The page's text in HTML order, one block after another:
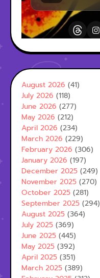
August 2026 (41)
July 2026 (118)
June 2026 (277)
May 2026 (212)
April 2026 (234)
March 2026 (229)
February 2026 (306)
January 2026 (197)
December 2025 (249)
November 2025 (270)
October 2025 (281)
September 2025 (294)
August 2025 (364)
July 2025 (369)
June 2025 (445)
May 2025 (392)
April 2025 (351)
March 2025 (389)